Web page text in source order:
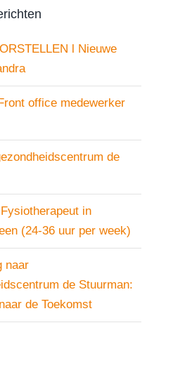
l Nieuwe
office medewerker
de
in
(24-36 uur per week)
naar
de Stuurman:
de Toekomst